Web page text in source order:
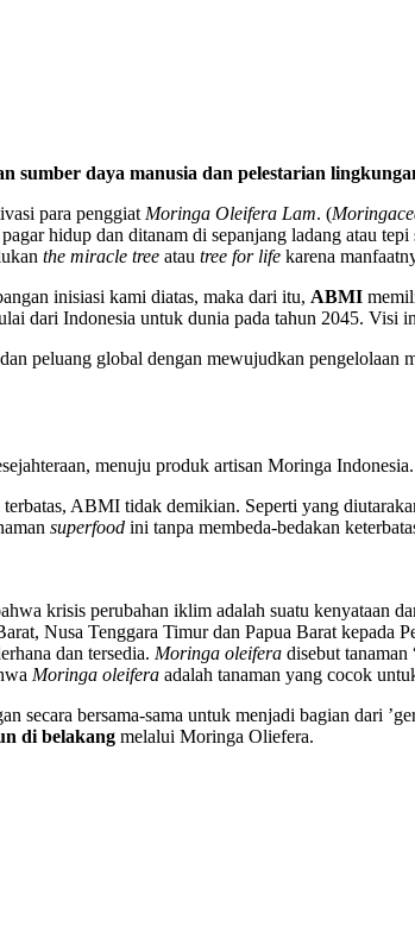
sumber daya manusia dan pelestarian
para penggiat Moringa Oleifera Lam. (
hidup dan ditanam di sepanjang ladang atau
the miracle tree atau tree for life karena
inisiasi kami diatas, maka dari itu, ABMI
dari Indonesia untuk dunia pada tahun 2045. Visi
peluang global dengan mewujudkan
menuju produk artisan Moringa Indonesia.
ABMI tidak demikian. Seperti yang
superfood ini tanpa membeda-bedakan
krisis perubahan iklim adalah suatu kenyataan
Nusa Tenggara Timur dan Papua Barat kepada
dan tersedia. Moringa oleifera disebut tanaman
Moringa oleifera adalah tanaman yang cocok
secara bersama-sama untuk menjadi bagian dari
di belakang melalui Moringa Oliefera.